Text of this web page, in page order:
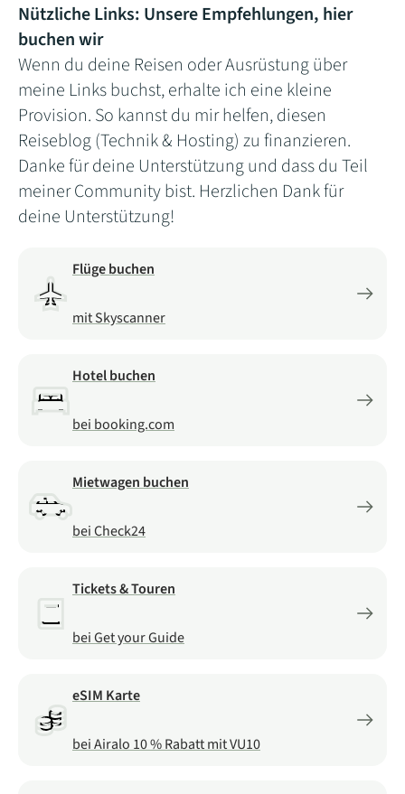
Nützliche Links: Unsere Empfehlungen, hier
buchen wir
Wenn du deine Reisen oder Ausrüstung über
meine Links buchst, erhalte ich eine kleine
Provision. So kannst du mir helfen, diesen
Reiseblog (Technik & Hosting) zu finanzieren.
Danke für deine Unterstützung und dass du Teil
meiner Community bist. Herzlichen Dank für
deine Unterstützung!
Flüge buchen
mit Skyscanner
Hotel buchen
bei booking.com
Mietwagen buchen
bei Check24
Tickets & Touren
bei Get your Guide
eSIM Karte
bei Airalo 10 % Rabatt mit VU10